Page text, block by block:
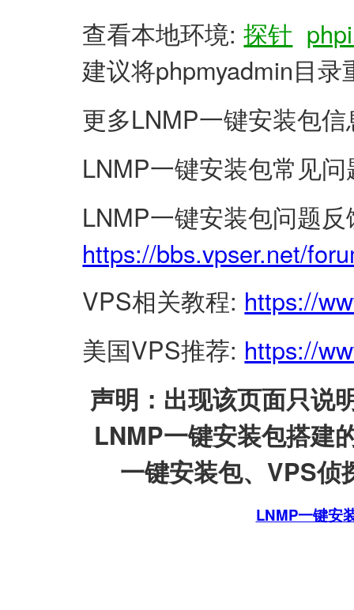
查看本地环境:探针
建议将phpmyadmin目
更多LNMP一键安装包
LNMP一键安装包常见
LNMP一键安装包问题
https://bbs.vpser.net/
VPS相关教程: https://
美国VPS推荐: https://
声明：出现该页面只说
LNMP一键安装包搭建
一键安装包、VPS
LNMP一键安